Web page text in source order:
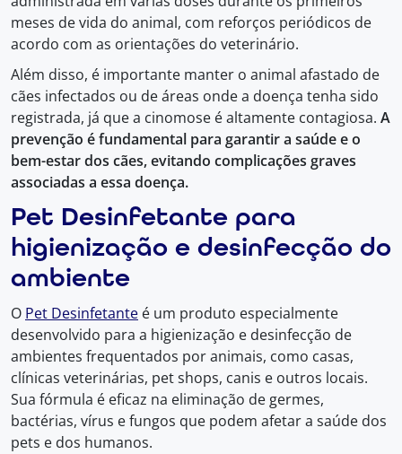
meses de vida do animal, com reforços periódicos de
acordo com as orientações do veterinário.
Além disso, é importante manter o animal afastado de
cães infectados ou de áreas onde a doença tenha sido
registrada, já que a cinomose é altamente contagiosa. A
prevenção é fundamental para garantir a saúde e o
bem-estar dos cães, evitando complicações graves
associadas a essa doença.
Pet Desinfetante para
higienização e desinfecção do
ambiente
O Pet Desinfetante é um produto especialmente
desenvolvido para a higienização e desinfecção de
ambientes frequentados por animais, como casas,
clínicas veterinárias, pet shops, canis e outros locais.
Sua fórmula é eficaz na eliminação de germes,
bactérias, vírus e fungos que podem afetar a saúde dos
pets e dos humanos.